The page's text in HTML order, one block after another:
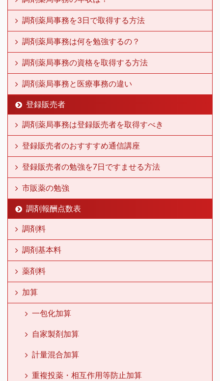
調剤薬局事務を3日で取得する方法
調剤薬局事務は何を勉強するの？
調剤薬局事務の資格を取得する方法
調剤薬局事務と医療事務の違い
登録販売者
調剤薬局事務は登録販売者を取得すべき
登録販売者のおすすすめ通信講座
登録販売者の勉強を7日ですませる方法
市販薬の勉強
調剤報酬点数表
調剤料
調剤基本料
薬剤料
加算
一包化加算
自家製剤加算
計量混合加算
重複投薬・相互作用等防止加算